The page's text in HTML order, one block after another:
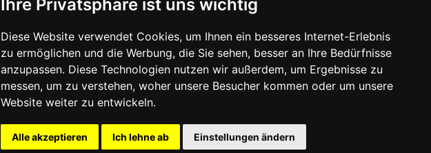
Ihre Privatsphäre ist uns wichtig
Diese Website verwendet Cookies, um Ihnen ein besseres Internet-Erlebnis
zu ermöglichen und die Werbung, die Sie sehen, besser an Ihre Bedürfnisse
anzupassen. Diese Technologien nutzen wir außerdem, um Ergebnisse zu
messen, um zu verstehen, woher unsere Besucher kommen oder um unsere
Website weiter zu entwickeln.
Alle akzeptieren Ich lehne ab Einstellungen ändern
Leaflet| © OpenStreetMapcontributors